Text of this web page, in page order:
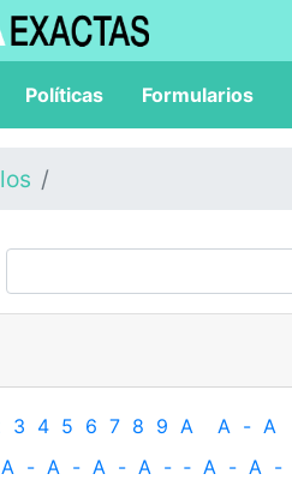
Políticas Formularios
3 4 5 6 7 8 9 A A - A
A - A - A - A - ‐ A - A -